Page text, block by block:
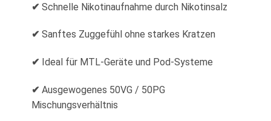
✔ Schnelle Nikotinaufnahme durch Nikotinsalz
✔ Sanftes Zuggefühl ohne starkes Kratzen
✔ Ideal für MTL-Geräte und Pod-Systeme
✔ Ausgewogenes 50VG / 50PG
Mischungsverhältnis